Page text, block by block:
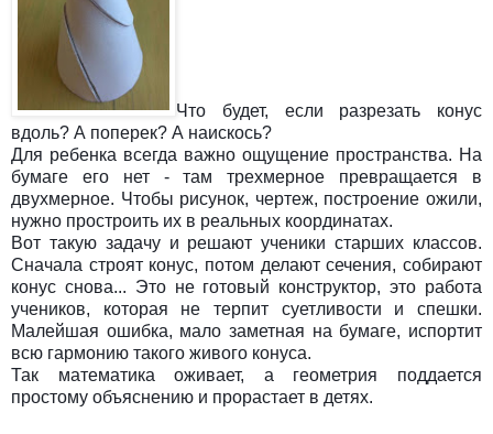
Что будет, если разрезать конус
вдоль? А поперек? А наискось?
Для ребенка всегда важно ощущение пространства. На
бумаге его нет - там трехмерное превращается в
двухмерное. Чтобы рисунок, чертеж, построение ожили,
нужно простроить их в реальных координатах.
Вот такую задачу и решают ученики старших классов.
Сначала строят конус, потом делают сечения, собирают
конус снова... Это не готовый конструктор, это работа
учеников, которая не терпит суетливости и спешки.
Малейшая ошибка, мало заметная на бумаге, испортит
всю гармонию такого живого конуса.
Так математика оживает, а геометрия поддается
простому объяснению и прорастает в детях.